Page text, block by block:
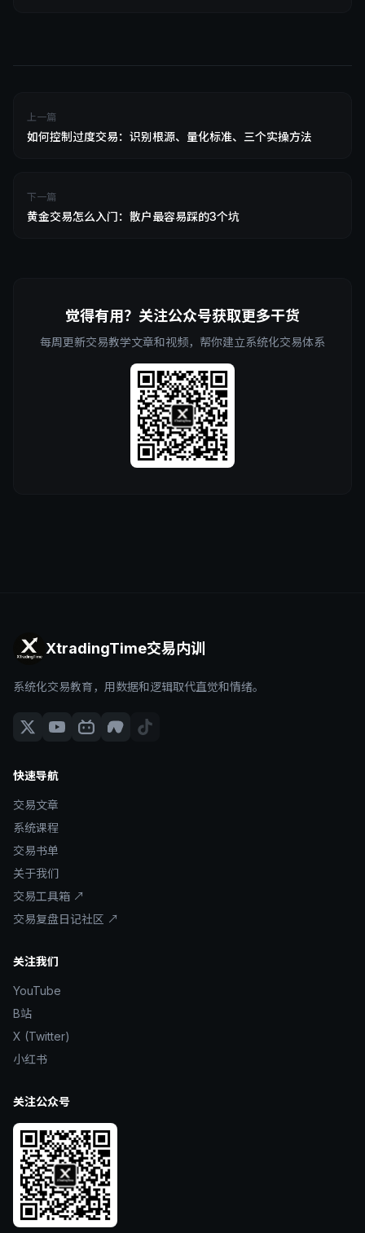
上一篇
如何控制过度交易：识别根源、量化标准、三个实操方法
下一篇
黄金交易怎么入门：散户最容易踩的3个坑
觉得有用？关注公众号获取更多干货
每周更新交易教学文章和视频，帮你建立系统化交易体系
XtradingTime交易内训
系统化交易教育，用数据和逻辑取代直觉和情绪。
快速导航
交易文章
系统课程
交易书单
关于我们
交易工具箱 ↗
交易复盘日记社区 ↗
关注我们
YouTube
B站
X (Twitter)
小红书
关注公众号